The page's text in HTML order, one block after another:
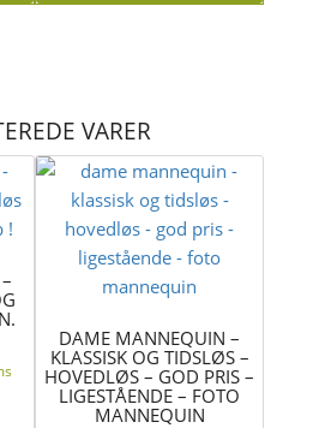
VARER
DAME MANNEQUIN –
KLASSISK OG TIDSLØS –
HOVEDLØS – GOD PRIS –
LIGESTÅENDE – FOTO
MANNEQUIN